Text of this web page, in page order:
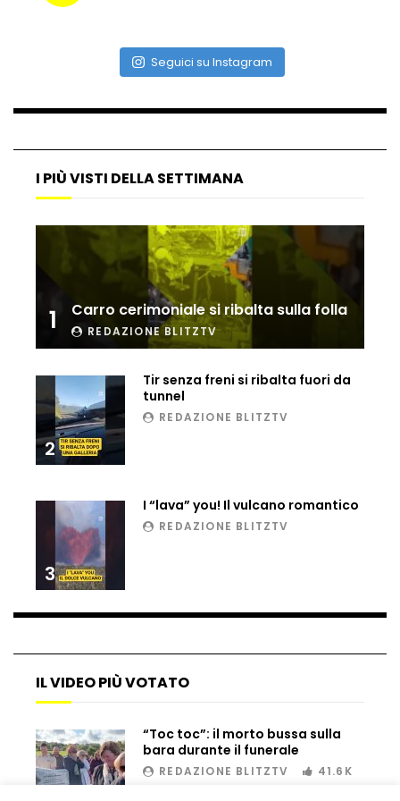
Ammiocuggino con la ruspa… finisce
male
attimi di paura
Incidente aereo a Mogadiscio, aereo
perde il controllo
Ucraina, ecco come gli F16 intercettano
i droni russi
Tir bloccato sul passaggio a livello:
treno lo distrugge
all’improvviso
Auto fuori controllo in Guatemala,
Russia sotto zero: fiumi congelati e navi
rompighiaccio a Mosca
Bombe russe sulle montagne per creare
valanghe e proteggere i turisti
Seguici su Instagram
I PIÙ VISTI DELLA SETTIMANA
1 Carro cerimoniale si ribalta sulla folla
REDAZIONE BLITZTV
2
Tir senza freni si ribalta fuori da
tunnel
REDAZIONE BLITZTV
3
I “lava” you! Il vulcano romantico
REDAZIONE BLITZTV
IL VIDEO PIÙ VOTATO
“Toc toc”: il morto bussa sulla
bara durante il funerale
REDAZIONE BLITZTV 41.6K